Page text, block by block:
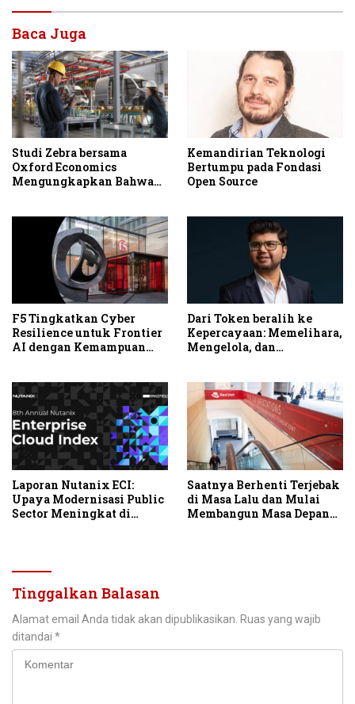
Baca Juga
Studi Zebra bersama
Oxford Economics
Mengungkapkan Bahwa
Peluang Peningkatan
Produktivitas dan
Profitabilitas
Kemandirian Teknologi
Bertumpu pada Fondasi
Open Source
F5 Tingkatkan Cyber
Resilience untuk Frontier
AI dengan Kemampuan
Dari Token beralih ke
Kepercayaan: Memelihara,
Mengelola, dan
Laporan Nutanix ECI:
Upaya Modernisasi Public
Sector Meningkat di
Saatnya Berhenti Terjebak
di Masa Lalu dan Mulai
Membangun Masa Depan
Tinggalkan Balasan
Alamat email Anda tidak akan dipublikasikan. Ruas yang wajib
ditandai *